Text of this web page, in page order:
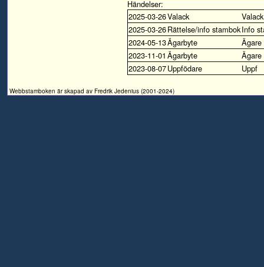
Händelser:
2025-03-26Valack
2025-03-26Rättelse/info stambokInfo
2024-05-13Ägarbyte
Ägare
2023-11-01 Ägarbyte
Ägare
2023-08-07Uppfödare Uppf
Webbstamboken är skapad av Fredrik Jedenius (2001-2024)